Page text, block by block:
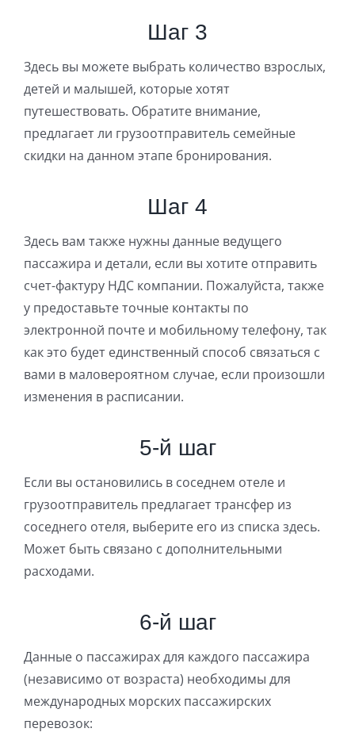
Шаг 3
Здесь вы можете выбрать количество взрослых,
детей и малышей, которые хотят
путешествовать. Обратите внимание,
предлагает ли грузоотправитель семейные
скидки на данном этапе бронирования.
Шаг 4
Здесь вам также нужны данные ведущего
пассажира и детали, если вы хотите отправить
счет-фактуру НДС компании. Пожалуйста, также
у предоставьте точные контакты по
электронной почте и мобильному телефону, так
как это будет единственный способ связаться с
вами в маловероятном случае, если произошли
изменения в расписании.
5-й шаг
Если вы остановились в соседнем отеле и
грузоотправитель предлагает трансфер из
соседнего отеля, выберите его из списка здесь.
Может быть связано с дополнительными
расходами.
6-й шаг
Данные о пассажирах для каждого пассажира
(независимо от возраста) необходимы для
международных морских пассажирских
перевозок: